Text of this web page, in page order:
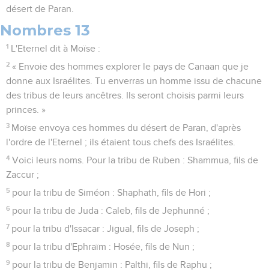
désert de Paran.
Nombres 13
1 L'Eternel dit à Moïse :
2 « Envoie des hommes explorer le pays de Canaan que je
donne aux Israélites. Tu enverras un homme issu de chacune
des tribus de leurs ancêtres. Ils seront choisis parmi leurs
princes. »
3 Moïse envoya ces hommes du désert de Paran, d'après
l'ordre de l'Eternel ; ils étaient tous chefs des Israélites.
4 Voici leurs noms. Pour la tribu de Ruben : Shammua, fils de
Zaccur ;
5 pour la tribu de Siméon : Shaphath, fils de Hori ;
6 pour la tribu de Juda : Caleb, fils de Jephunné ;
7 pour la tribu d'Issacar : Jigual, fils de Joseph ;
8 pour la tribu d'Ephraïm : Hosée, fils de Nun ;
9 pour la tribu de Benjamin : Palthi, fils de Raphu ;